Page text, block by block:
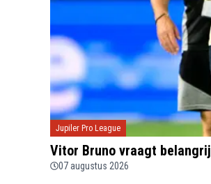
Jupiler Pro League
Vitor Bruno vraagt
07 augustus 2026